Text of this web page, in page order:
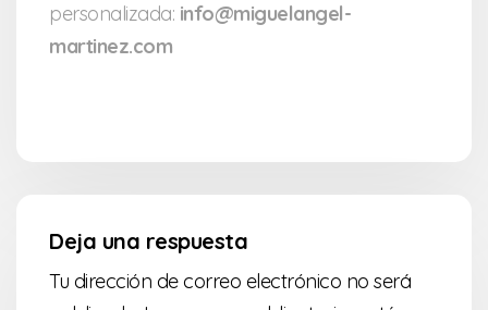
personalizada: info@miguelangel-
martinez.com
Deja una respuesta
Tu dirección de correo electrónico no será